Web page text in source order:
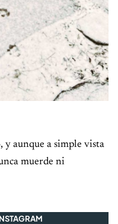
y aunque a simple vista
muerde ni